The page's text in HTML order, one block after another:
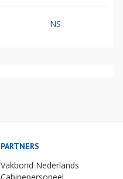
NS
PARTNERS
Vakbond Nederlands